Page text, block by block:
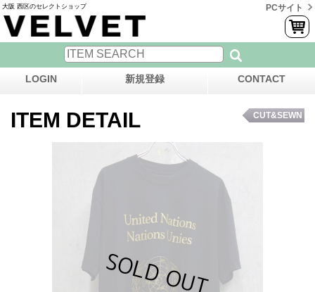
大阪 西区のセレクトショップ PCサイト
LOGIN 新規登録 CONTACT
ITEM DETAIL CUT&SEWN